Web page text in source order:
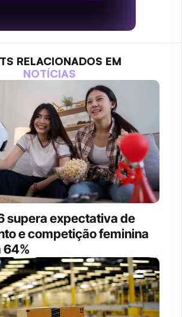
RELACIONADOS EM
NOTÍCIAS
supera expectativa de
e competição feminina
64%